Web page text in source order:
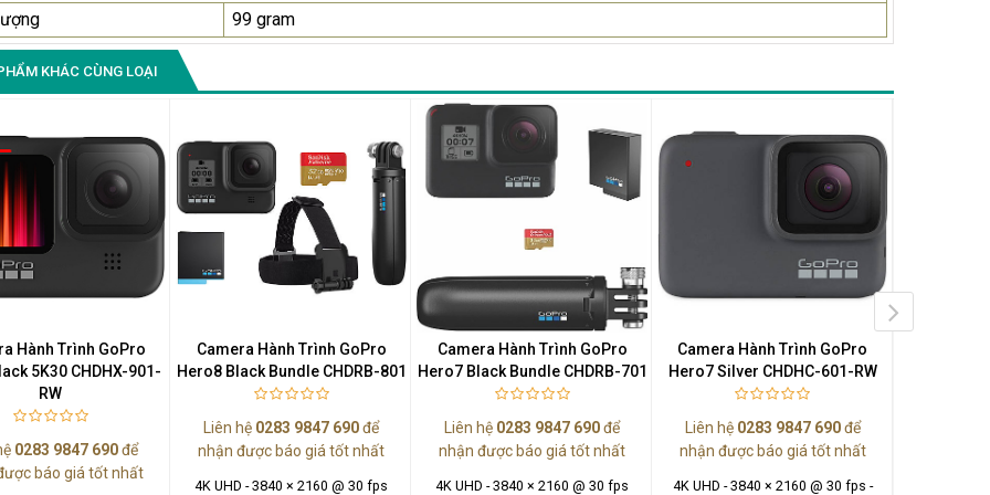
99 gram
KHÁC CÙNG LOẠI
Hành Trình GoPro
5K30 CHDHX-901-
RW
0283 9847 690để
báo giá tốt nhất
Camera Hành Trình GoPro
Hero8 Black Bundle CHDRB-801
Liên hệ 0283 9847 690để
nhận được báo giá tốt nhất
4K UHD - 3840 × 2160 @ 30 fps
Camera Hành Trình GoPro
Hero7 Black Bundle CHDRB-701
Liên hệ 0283 9847 690để
nhận được báo giá tốt nhất
4K UHD - 3840 × 2160 @ 30 fps
Camera Hành Trình GoPro
Hero7 Silver CHDHC-601-RW
Liên hệ 0283 9847 690để
nhận được báo giá tốt nhất
4K UHD - 3840 × 2160 @ 30 fps -